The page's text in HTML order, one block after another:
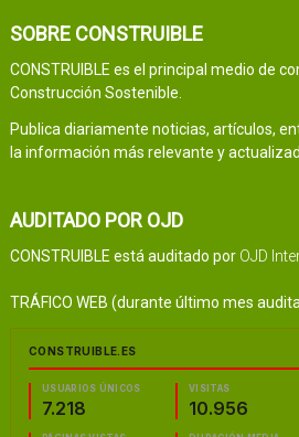
SOBRE CONSTRUIBLE
CONSTRUIBLE es el principal medio de
Construcción Sostenible.
Publica diariamente noticias, artículos,
la información más relevante y
AUDITADO POR OJD
CONSTRUIBLE está auditado por OJD
TRÁFICO WEB (durante último mes